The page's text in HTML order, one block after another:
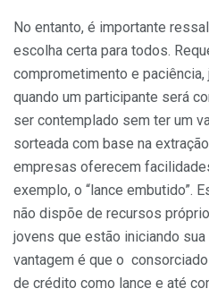
No entanto, é importante
escolha certa para todos.
comprometimento e paciência,
quando um participante será
ser contemplado sem ter um
sorteada com base na
empresas oferecem
exemplo, o “lance embutido”.
não dispõe de recursos
jovens que estão iniciando
vantagem é que o
de crédito como lance e até